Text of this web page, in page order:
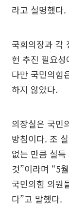
라고 설명했다.
국회의장과 각
헌 추진 필요
다만 국민의힘
하지 않았다.
의장실은 국민
방침이다. 조
없는 만큼 설
것”이라며 “5
국민의힘 의원
다”고 말했다.